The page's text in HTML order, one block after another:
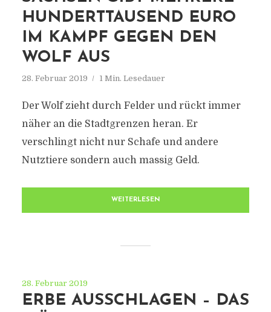
HUNDERTTAUSEND EURO
IM KAMPF GEGEN DEN
WOLF AUS
28. Februar 2019 1 Min. Lesedauer
Der Wolf zieht durch Felder und rückt immer
näher an die Stadtgrenzen heran. Er
verschlingt nicht nur Schafe und andere
Nutztiere sondern auch massig Geld.
WEITERLESEN
28. Februar 2019
ERBE AUSSCHLAGEN – DAS